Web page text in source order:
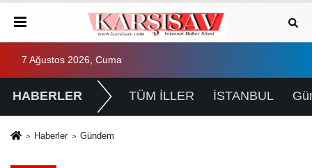
7 Ağustos 2026, Cuma
HABERLER TÜM İLLER İSTANBUL
Haberler Gündem